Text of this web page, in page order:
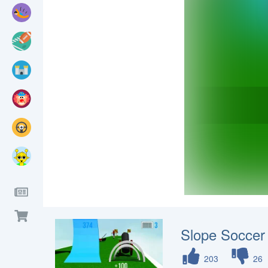
Slope Soccer
203 26